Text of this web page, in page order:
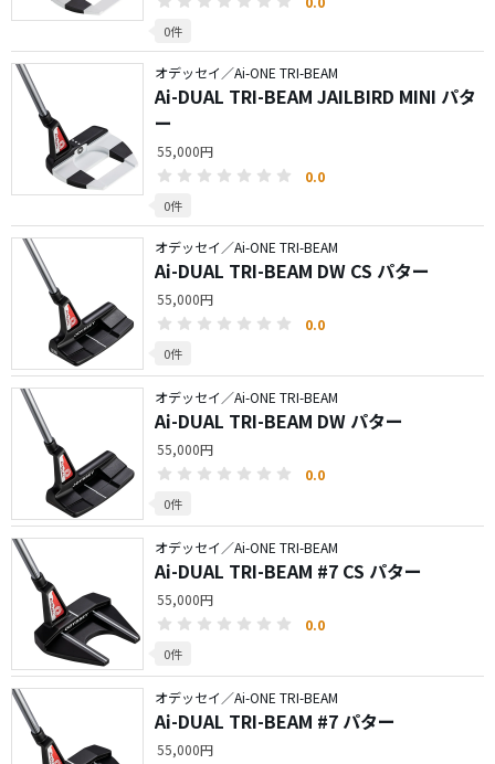
0件
オデッセイ／Ai-ONE TRI-BEAM
Ai-DUAL TRI-BEAM JAILBIRD MINI パタ
ー
55,000円
0.0
0件
オデッセイ／Ai-ONE TRI-BEAM
Ai-DUAL TRI-BEAM DW CS パター
55,000円
0.0
0件
オデッセイ／Ai-ONE TRI-BEAM
Ai-DUAL TRI-BEAM DW パター
55,000円
0.0
0件
オデッセイ／Ai-ONE TRI-BEAM
Ai-DUAL TRI-BEAM #7 CS パター
55,000円
0.0
0件
オデッセイ／Ai-ONE TRI-BEAM
Ai-DUAL TRI-BEAM #7 パター
55,000円